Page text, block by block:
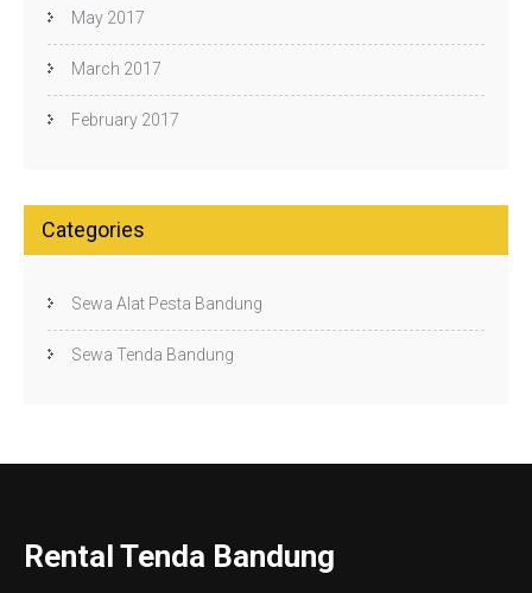
May 2017
March 2017
February 2017
Categories
Sewa Alat Pesta Bandung
Sewa Tenda Bandung
Rental Tenda Bandung